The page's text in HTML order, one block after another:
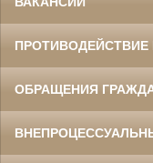
ПРОТИВОДЕЙСТВИЕ
ОБРАЩЕНИЯ